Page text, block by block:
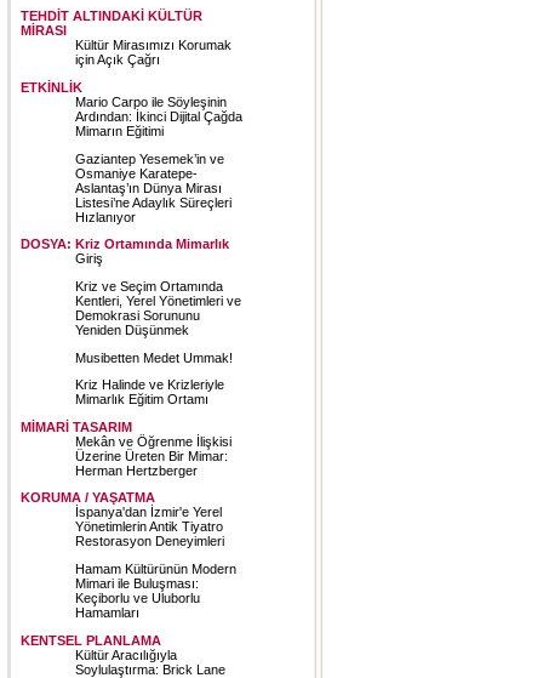
TEHDİT ALTINDAKİ KÜLTÜR
MİRASI
Kültür Mirasımızı Korumak
için Açık Çağrı
ETKİNLİK
Mario Carpo ile Söyleşinin
Ardından: İkinci Dijital Çağda
Mimarın Eğitimi
Gaziantep Yesemek’in ve
Osmaniye Karatepe-
Aslantaş’ın Dünya Mirası
Listesi’ne Adaylık Süreçleri
Hızlanıyor
DOSYA: Kriz Ortamında Mimarlık
Giriş
Kriz ve Seçim Ortamında
Kentleri, Yerel Yönetimleri ve
Demokrasi Sorununu
Yeniden Düşünmek
Musibetten Medet Ummak!
Kriz Halinde ve Krizleriyle
Mimarlık Eğitim Ortamı
MİMARİ TASARIM
Mekân ve Öğrenme İlişkisi
Üzerine Üreten Bir Mimar:
Herman Hertzberger
KORUMA / YAŞATMA
İspanya'dan İzmir'e Yerel
Yönetimlerin Antik Tiyatro
Restorasyon Deneyimleri
Hamam Kültürünün Modern
Mimari ile Buluşması:
Keçiborlu ve Uluborlu
Hamamları
KENTSEL PLANLAMA
Kültür Aracılığıyla
Soylulaştırma: Brick Lane